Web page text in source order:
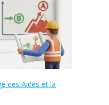
des Aides et la